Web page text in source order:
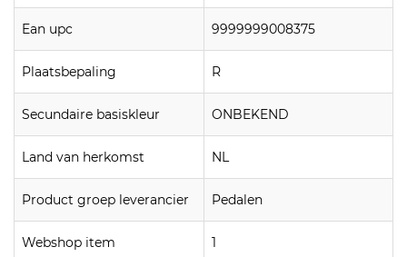
Ean upc 9999999008375
Plaatsbepaling R
Secundaire basiskleur ONBEKEND
Land van herkomst NL
Product groep leverancier Pedalen
Webshop item 1